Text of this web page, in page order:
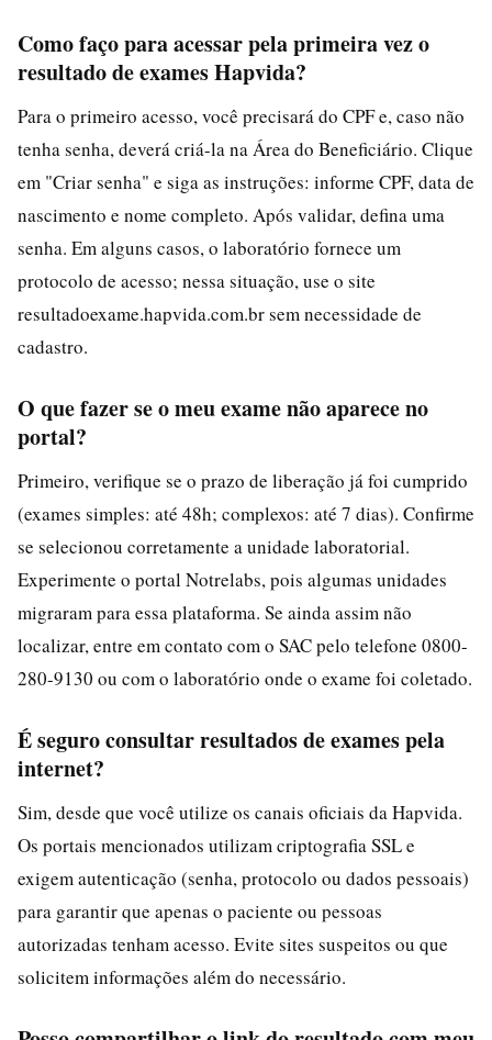
Como faço para acessar pela primeira vez o
resultado de exames Hapvida?
Para o primeiro acesso, você precisará do CPF e, caso não
tenha senha, deverá criá-la na Área do Beneficiário. Clique
em "Criar senha" e siga as instruções: informe CPF, data de
nascimento e nome completo. Após validar, defina uma
senha. Em alguns casos, o laboratório fornece um
protocolo de acesso; nessa situação, use o site
resultadoexame.hapvida.com.br sem necessidade de
cadastro.
O que fazer se o meu exame não aparece no
portal?
Primeiro, verifique se o prazo de liberação já foi cumprido
(exames simples: até 48h; complexos: até 7 dias). Confirme
se selecionou corretamente a unidade laboratorial.
Experimente o portal Notrelabs, pois algumas unidades
migraram para essa plataforma. Se ainda assim não
localizar, entre em contato com o SAC pelo telefone 0800-
280-9130 ou com o laboratório onde o exame foi coletado.
É seguro consultar resultados de exames pela
internet?
Sim, desde que você utilize os canais oficiais da Hapvida.
Os portais mencionados utilizam criptografia SSL e
exigem autenticação (senha, protocolo ou dados pessoais)
para garantir que apenas o paciente ou pessoas
autorizadas tenham acesso. Evite sites suspeitos ou que
solicitem informações além do necessário.